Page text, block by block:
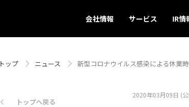
会社情報 サービス IR情
トップ ニュース 新型コロナウイルス感染による休業
トップへ戻る
2020年03月09日 (